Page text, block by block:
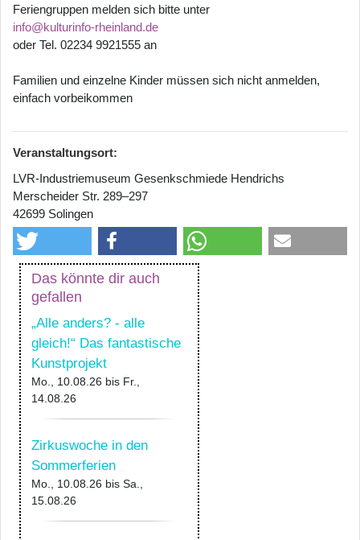
Feriengruppen melden sich bitte unter
info@kulturinfo-rheinland.de
oder Tel. 02234 9921555 an
Familien und einzelne Kinder müssen sich nicht anmelden,
einfach vorbeikommen
Veranstaltungsort:
LVR-Industriemuseum Gesenkschmiede Hendrichs
Merscheider Str. 289–297
42699 Solingen
Das könnte dir auch
gefallen
„Alle anders? - alle
gleich!“ Das fantastische
Kunstprojekt
Mo., 10.08.26 bis Fr.,
14.08.26
Zirkuswoche in den
Sommerferien
Mo., 10.08.26 bis Sa.,
15.08.26